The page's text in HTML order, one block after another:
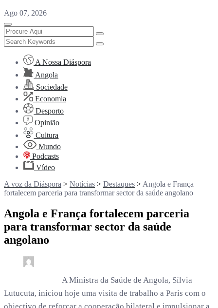
Ago 07, 2026
A Nossa Diáspora
Angola
Sociedade
Economia
Desporto
Opinião
Cultura
Mundo
Podcasts
Vídeo
A voz da Diáspora > Notícias > Destaques > Angola e França
fortalecem parceria para transformar sector da saúde angolano
Angola e França fortalecem parceria
para transformar sector da saúde
angolano
A Ministra da Saúde de Angola, Sílvia
Lutucuta, iniciou hoje uma visita de trabalho a Paris com o